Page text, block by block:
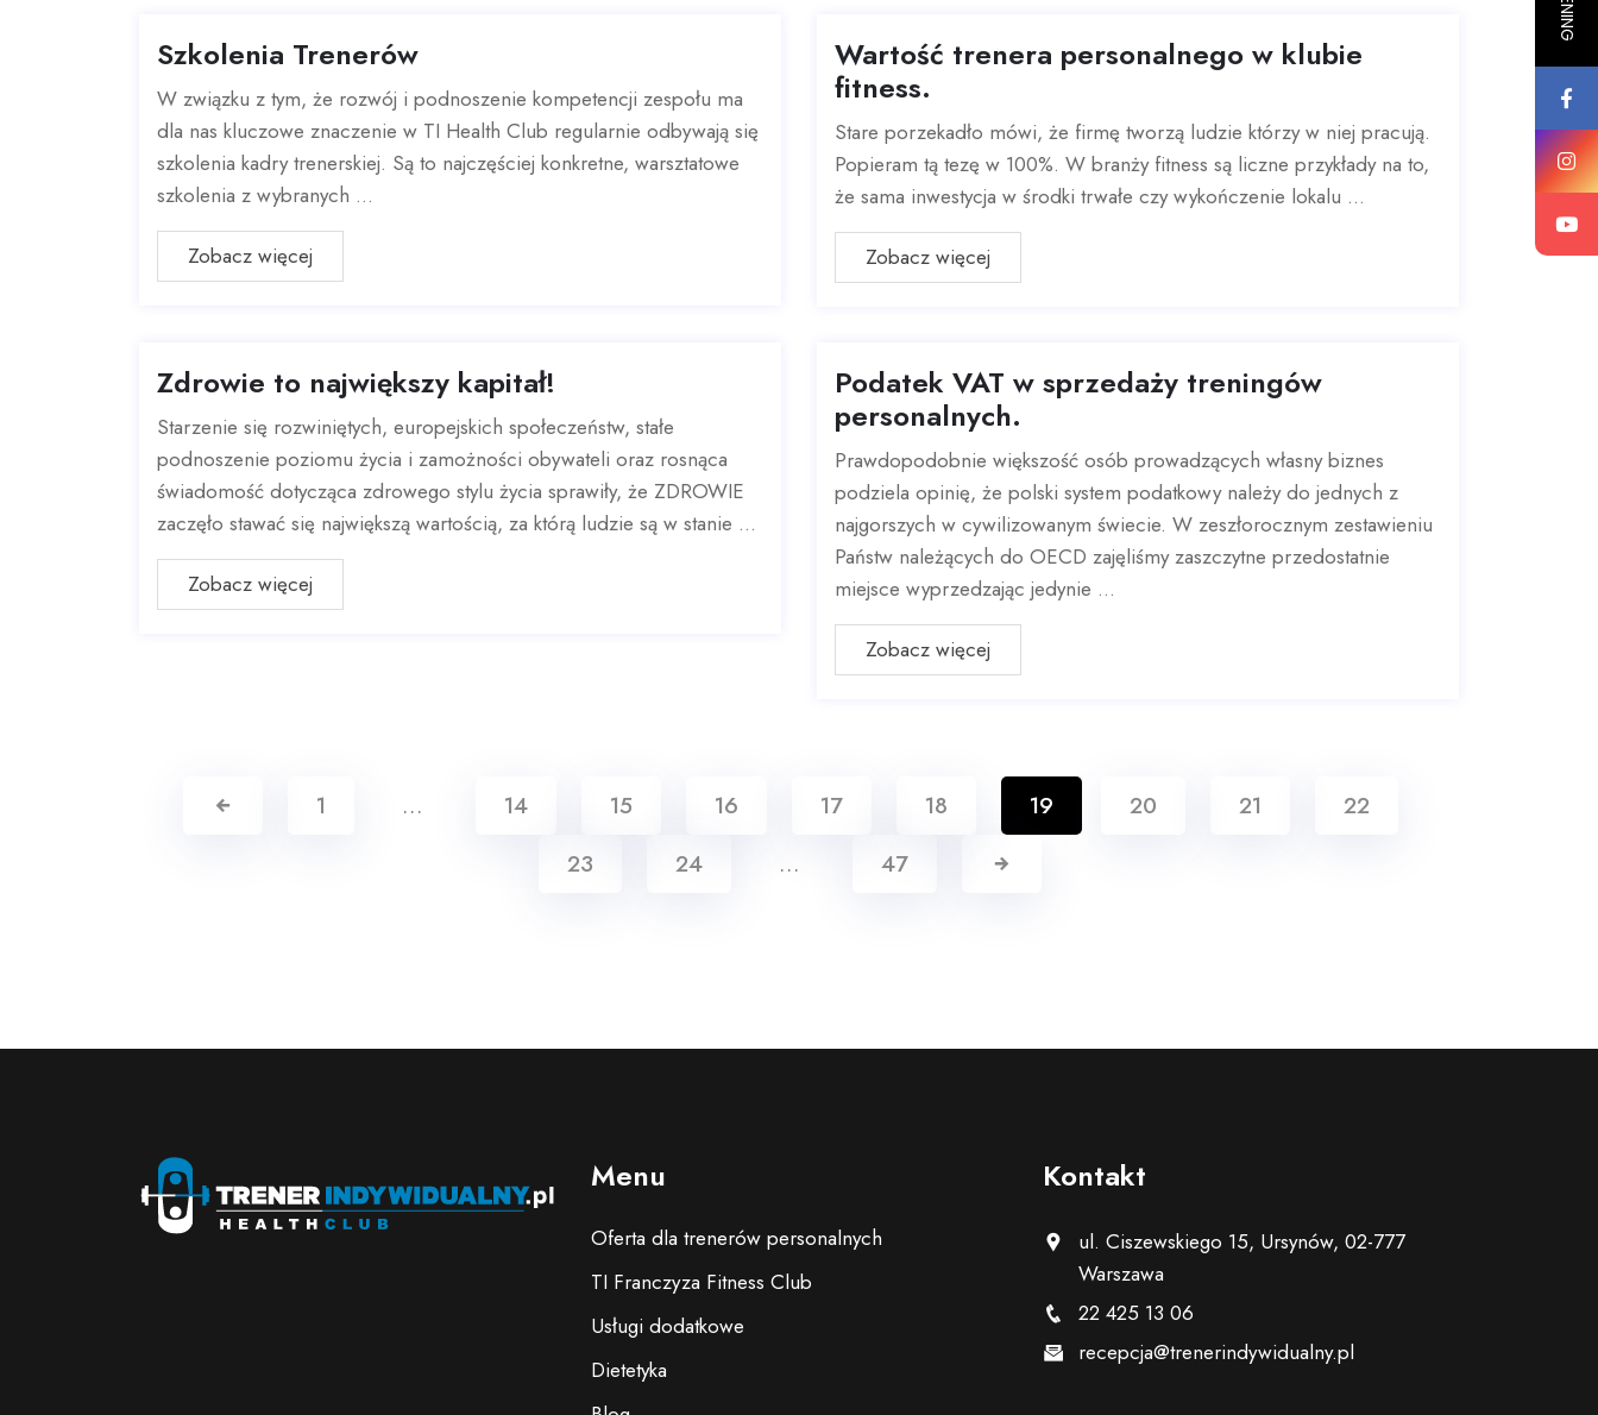
Szkolenia Trenerów
W związku z tym, że rozwój i podnoszenie kompetencji zespołu ma
dla nas kluczowe znaczenie w TI Health Club regularnie odbywają się
szkolenia kadry trenerskiej. Są to najczęściej konkretne, warsztatowe
szkolenia z wybranych ...
Zobacz więcej
Wartość trenera personalnego w klubie
fitness.
Stare porzekadło mówi, że firmę tworzą ludzie którzy w niej pracują.
Popieram tą tezę w 100%. W branży fitness są liczne przykłady na to,
że sama inwestycja w środki trwałe czy wykończenie lokalu ...
Zobacz więcej
Zdrowie to największy kapitał!
Starzenie się rozwiniętych, europejskich społeczeństw, stałe
podnoszenie poziomu życia i zamożności obywateli oraz rosnąca
świadomość dotycząca zdrowego stylu życia sprawiły, że ZDROWIE
zaczęło stawać się największą wartością, za którą ludzie są w stanie ...
Zobacz więcej
Podatek VAT w sprzedaży treningów
personalnych.
Prawdopodobnie większość osób prowadzących własny biznes
podziela opinię, że polski system podatkowy należy do jednych z
najgorszych w cywilizowanym świecie. W zeszłorocznym zestawieniu
Państw należących do OECD zajęliśmy zaszczytne przedostatnie
miejsce wyprzedzając jedynie ...
Zobacz więcej
1 … 14 15 16 17 18 19 20 21
22
23
24 … 47
Menu
Oferta dla trenerów personalnych
TI Franczyza Fitness Club
Usługi dodatkowe
Dietetyka
Kontakt
ul. Ciszewskiego 15, Ursynów, 02-777
Warszawa
22 425 13 06
recepcja@trenerindywidualny.pl